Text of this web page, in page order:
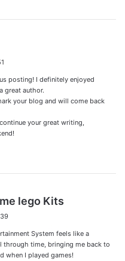
posting! I definitely enjoyed
great author.
your blog and will come back
your great writing,
lego Kits
:
System feels like a
through time, bringing me back to
when I played games!